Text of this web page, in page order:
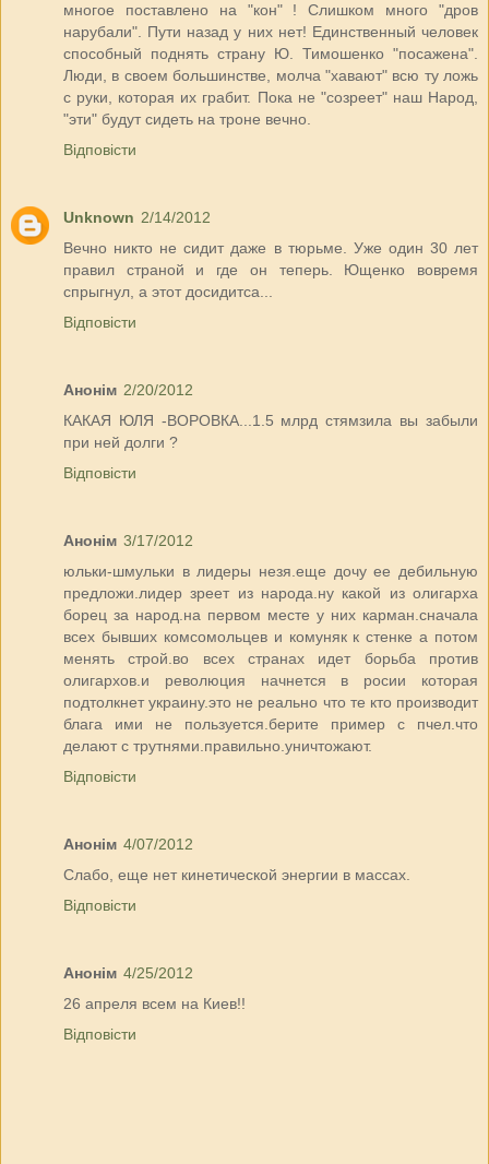
многое поставлено на "кон" ! Слишком много "дров
нарубали". Пути назад у них нет! Единственный человек
способный поднять страну Ю. Тимошенко "посажена".
Люди, в своем большинстве, молча "хавают" всю ту ложь
с руки, которая их грабит. Пока не "созреет" наш Народ,
"эти" будут сидеть на троне вечно.
Відповісти
Unknown 2/14/2012
Вечно никто не сидит даже в тюрьме. Уже один 30 лет
правил страной и где он теперь. Ющенко вовремя
спрыгнул, а этот досидитса...
Відповісти
Анонім 2/20/2012
КАКАЯ ЮЛЯ -ВОРОВКА...1.5 млрд стямзила вы забыли
при ней долги ?
Відповісти
Анонім 3/17/2012
юльки-шмульки в лидеры незя.еще дочу ее дебильную
предложи.лидер зреет из народа.ну какой из олигарха
борец за народ.на первом месте у них карман.сначала
всех бывших комсомольцев и комуняк к стенке а потом
менять строй.во всех странах идет борьба против
олигархов.и революция начнется в росии которая
подтолкнет украину.это не реально что те кто производит
блага ими не пользуется.берите пример с пчел.что
делают с трутнями.правильно.уничтожают.
Відповісти
Анонім 4/07/2012
Слабо, еще нет кинетической энергии в массах.
Відповісти
Анонім 4/25/2012
26 апреля всем на Киев!!
Відповісти